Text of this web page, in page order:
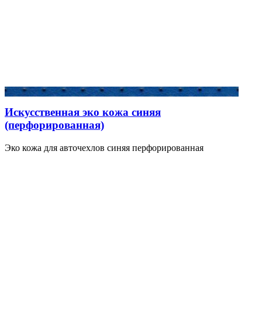
Искусственная эко кожа синяя
(перфорированная)
Эко кожа для авточехлов синяя перфорированная